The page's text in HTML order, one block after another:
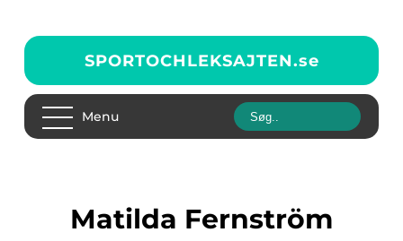
SPORTOCHLEKSAJTEN.se
Menu
Matilda Fernström